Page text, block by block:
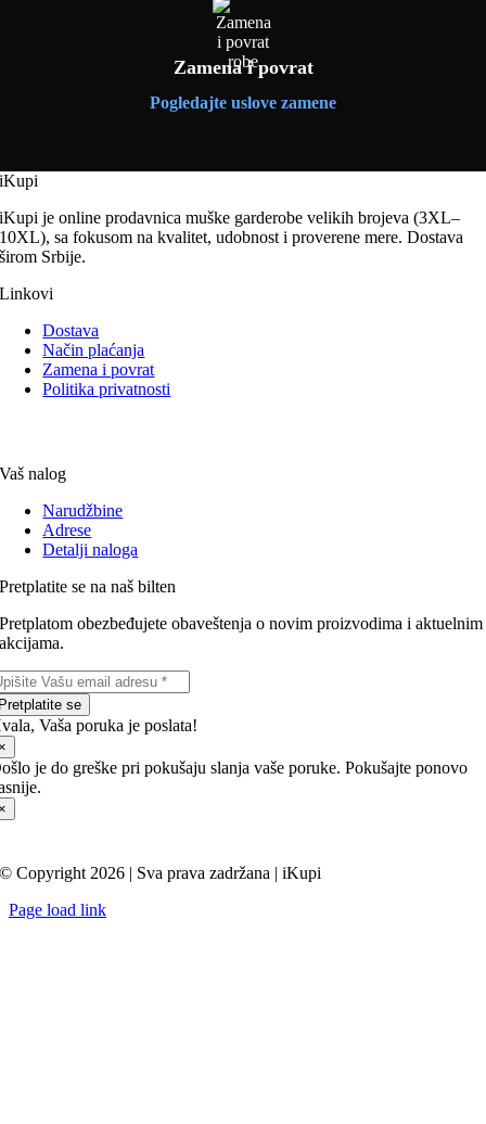
Zamena i povrat
Pogledajte uslove zamene
iKupi
iKupi je online prodavnica muške garderobe velikih brojeva (3XL–
10XL), sa fokusom na kvalitet, udobnost i proverene mere. Dostava
širom Srbije.
Linkovi
Dostava
Način plaćanja
Zamena i povrat
Politika privatnosti
Vaš nalog
Narudžbine
Adrese
Detalji naloga
Pretplatite se na naš bilten
Pretplatom obezbeđujete obaveštenja o novim proizvodima i aktuelnim
akcijama.
se
Vaša poruka je poslata!
je do greške pri pokušaju slanja vaše poruke. Pokušajte ponovo
© Copyright 2026 | Sva prava zadržana |iKupi
Page load link